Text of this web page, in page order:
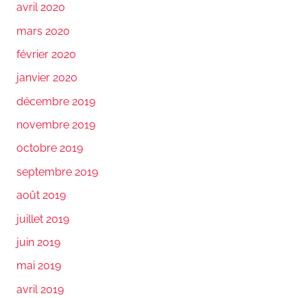
avril 2020
mars 2020
février 2020
janvier 2020
décembre 2019
novembre 2019
octobre 2019
septembre 2019
août 2019
juillet 2019
juin 2019
mai 2019
avril 2019